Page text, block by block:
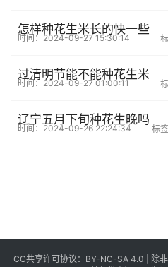
怎样种花生米长的快一些
时间：2024-09-27 15:30:14
过清明节能不能种花生米
时间：2024-09-27 01:00:11
辽宁五月下旬种花生晚吗
时间：2024-09-26 22:24:34 标签
CC共享许可协议： BY-NC-SA 4.0 | 除